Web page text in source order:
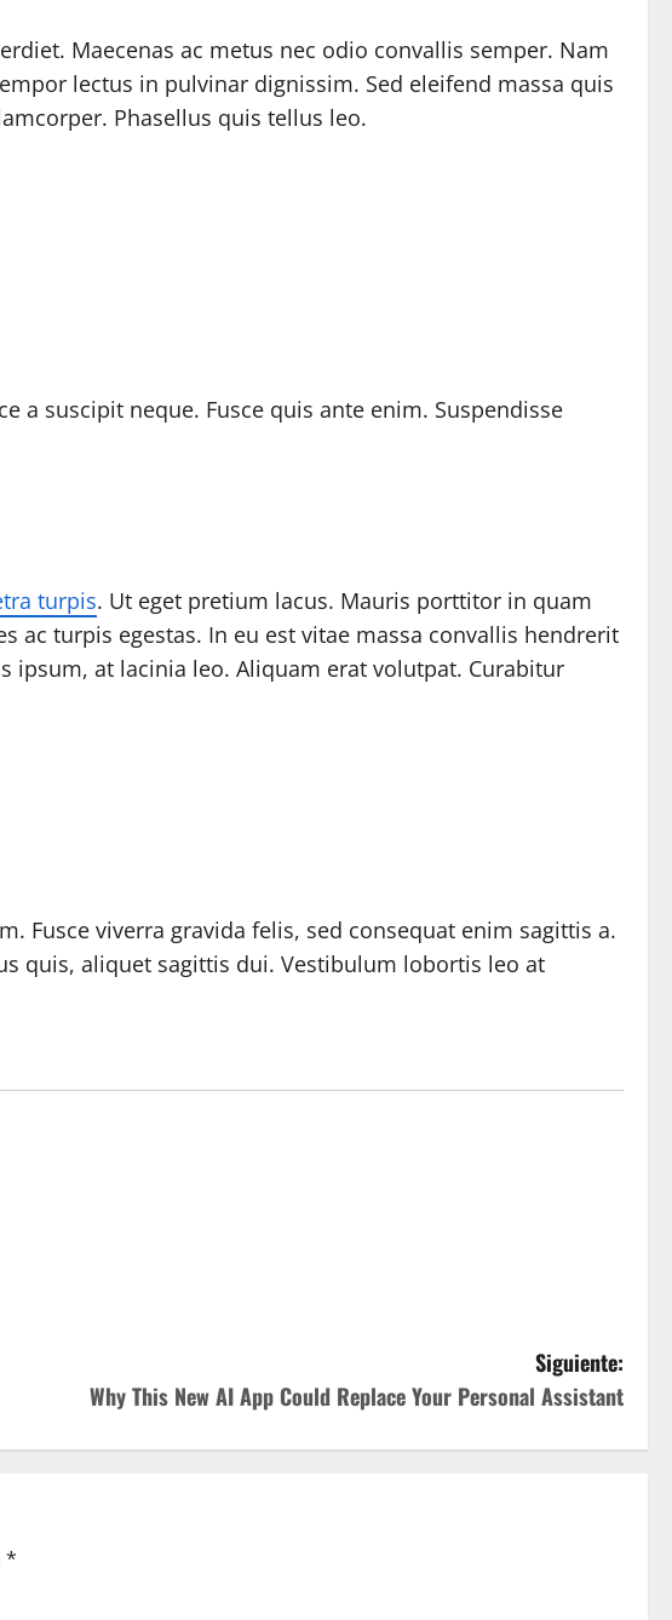
Maecenas ac metus nec odio convallis semper. Nam
lectus in pulvinar dignissim. Sed eleifend massa quis
Phasellus quis tellus leo.
a suscipit neque. Fusce quis ante enim. Suspendisse
turpis. Ut eget pretium lacus. Mauris porttitor in quam
ac turpis egestas. In eu est vitae massa convallis hendrerit
ipsum, at lacinia leo. Aliquam erat volutpat. Curabitur
Fusce viverra gravida felis, sed consequat enim sagittis a.
quis, aliquet sagittis dui. Vestibulum lobortis leo at
Siguiente:
Why This New AI App Could Replace Your Personal Assistant
*